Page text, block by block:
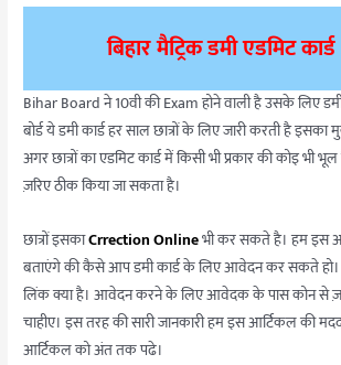
बिहार मैट्रिक डमी एडमिट
Bihar Board ने 10वी की Exam होने वाली है उसके लिए डमी
बोर्ड ये डमी कार्ड हर साल छात्रों के लिए जारी करती है
अगर छात्रों का एडमिट कार्ड में किसी भी प्रकार की कोइ भी
ज़रिए ठीक किया जा सकता है।
छात्रों इसकाCrrection Onlineभी कर सकते है। हम इस
बताएंगे की कैसे आप डमी कार्ड के लिए आवेदन कर सकते
लिंक क्या है। आवेदन करने के लिए आवेदक के पास कोन से
चाहीए। इस तरह की सारी जानकारी हम इस आर्टिकल की
आर्टिकल को अंत तक पढे।